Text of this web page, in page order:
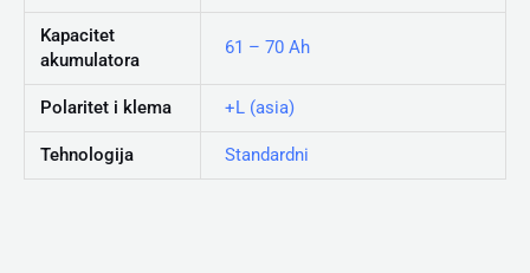
Kapacitet
akumulatora
61 – 70 Ah
Polaritet i klema +L (asia)
Tehnologija Standardni